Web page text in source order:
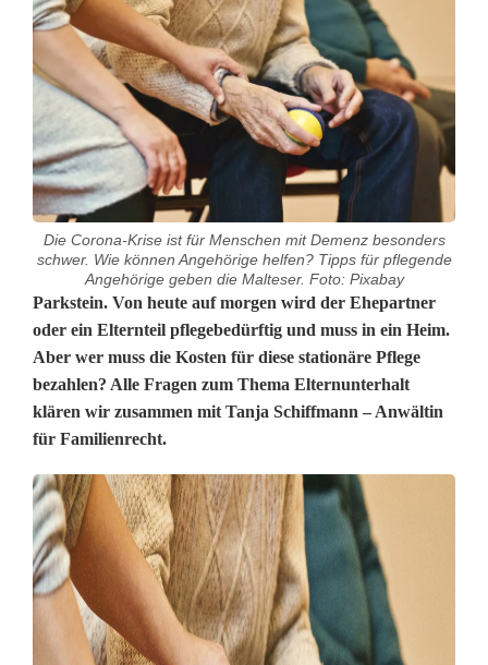
Die Corona-Krise ist für Menschen mit Demenz besonders
schwer. Wie können Angehörige helfen? Tipps für pflegende
Angehörige geben die Malteser. Foto: Pixabay
E
l
t
e
r
n
u
n
Parkstein. Von heute auf morgen wird der Ehepartner
oder ein Elternteil pflegebedürftig und muss in ein Heim.
Aber wer muss die Kosten für diese stationäre Pflege
bezahlen? Alle Fragen zum Thema Elternunterhalt
klären wir zusammen mit Tanja Schiffmann – Anwältin
für Familienrecht.